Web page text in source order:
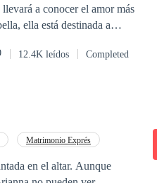
a conocer el amor más
mejor faceta. ¿Podrá
12.4K leídos Completed
Matrimonio Exprés
el altar. Aunque